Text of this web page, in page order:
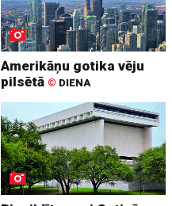
Amerikāņu gotika vēju
pilsētā © DIENA